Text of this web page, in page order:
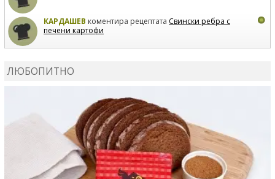
КАРДАШЕВ коментира рецептата Свински ребра с
печени картофи
ЛЮБОПИТНО